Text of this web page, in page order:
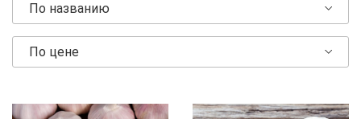
По названию
По цене